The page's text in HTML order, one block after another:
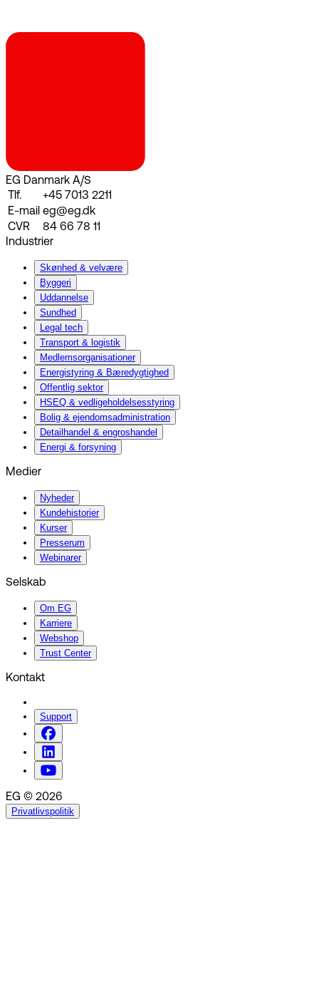
EG Danmark A/S
Tlf.
+45 7013 2211
E-mail eg@eg.dk
CVR
84 66 78 11
Industrier
Skønhed & velvære
Byggeri
Uddannelse
Sundhed
Legal tech
Transport & logistik
Medlemsorganisationer
Energistyring & Bæredygtighed
Offentlig sektor
HSEQ & vedligeholdelsesstyring
Bolig & ejendomsadministration
Detailhandel & engroshandel
Energi & forsyning
Medier
Nyheder
Kundehistorier
Kurser
Presserum
Webinarer
Selskab
Om EG
Karriere
Webshop
Trust Center
Kontakt
Support
EG © 2026
Privatlivspolitik